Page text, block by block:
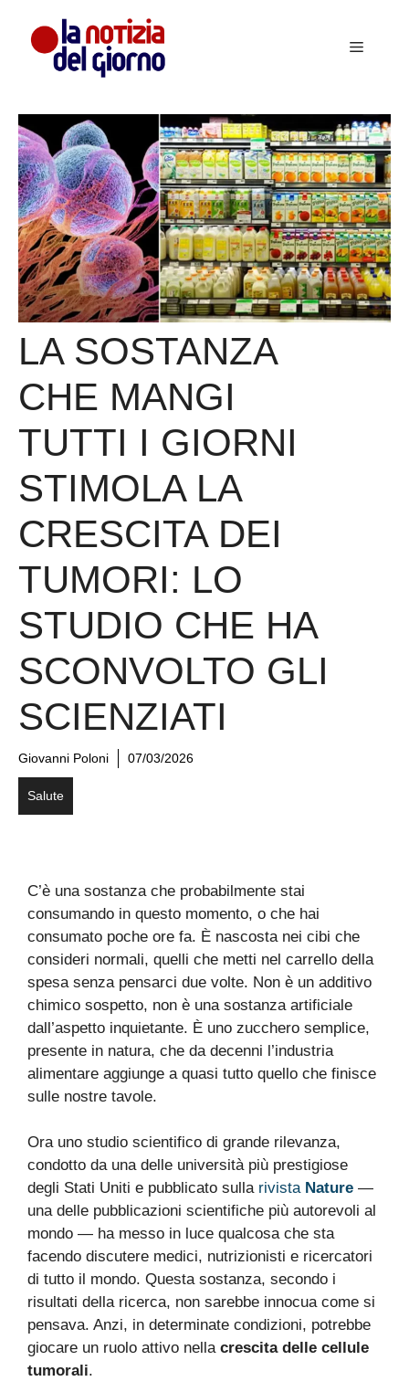
contenuto
Menu
LA SOSTANZA
CHE MANGI
TUTTI I GIORNI
STIMOLA LA
CRESCITA DEI
TUMORI: LO
STUDIO CHE HA
SCONVOLTO GLI
SCIENZIATI
Giovanni Poloni 07/03/2026
Salute
C’è una sostanza che probabilmente stai
consumando in questo momento, o che hai
consumato poche ore fa. È nascosta nei cibi che
consideri normali, quelli che metti nel carrello della
spesa senza pensarci due volte. Non è un additivo
chimico sospetto, non è una sostanza artificiale
dall’aspetto inquietante. È uno zucchero semplice,
presente in natura, che da decenni l’industria
alimentare aggiunge a quasi tutto quello che finisce
sulle nostre tavole.
Ora uno studio scientifico di grande rilevanza,
condotto da una delle università più prestigiose
degli Stati Uniti e pubblicato sulla rivista Nature —
una delle pubblicazioni scientifiche più autorevoli al
mondo — ha messo in luce qualcosa che sta
facendo discutere medici, nutrizionisti e ricercatori
di tutto il mondo. Questa sostanza, secondo i
risultati della ricerca, non sarebbe innocua come si
pensava. Anzi, in determinate condizioni, potrebbe
giocare un ruolo attivo nella crescita delle cellule
tumorali.